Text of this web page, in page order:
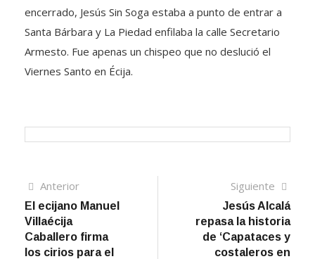
encerrado, Jesús Sin Soga estaba a punto de entrar a
Santa Bárbara y La Piedad enfilaba la calle Secretario
Armesto. Fue apenas un chispeo que no deslució el
Viernes Santo en Écija.
Navegación
de
entradas
AnteriorArtículo
anterior
El ecijano Manuel
Villaécija
Caballero firma
los cirios para el
Siguiente
Jesús Alcalá
repasa la historia
de ‘Capataces y
costaleros en